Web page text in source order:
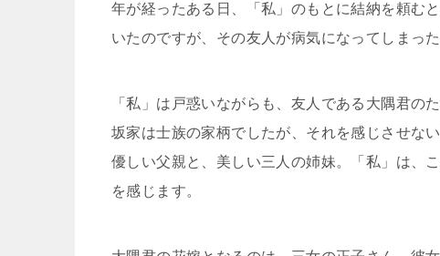
年が経ったある日、「私」のもとに結納を頼む
いたのですが、その友人が病気になってしまっ
「私」は戸惑いながらも、友人である大隅君の
坂家は士族の家柄でしたが、それを感じさせな
優しい父親と、美しい三人の姉妹。「私」は、
を感じます。